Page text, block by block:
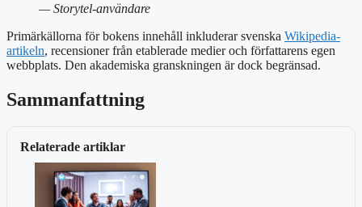
— Storytel-användare
Primärkällorna för bokens innehåll inkluderar svenska Wikipedia-
artikeln, recensioner från etablerade medier och författarens egen
webbplats. Den akademiska granskningen är dock begränsad.
Sammanfattning
Relaterade artiklar